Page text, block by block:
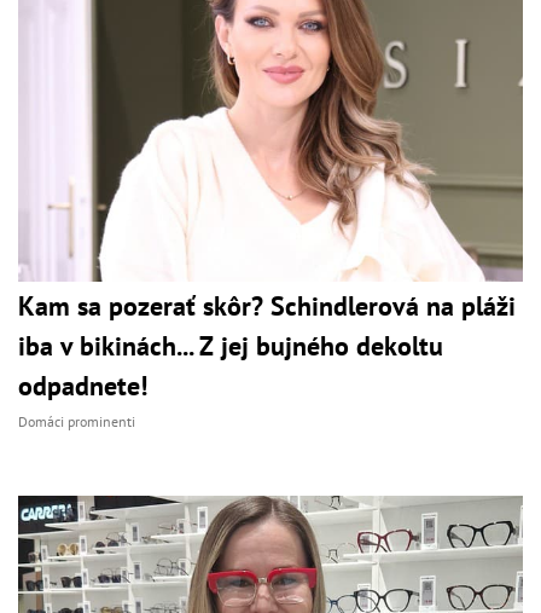
Kam sa pozerať skôr? Schindlerová na pláži
iba v bikinách... Z jej bujného dekoltu
odpadnete!
Domáci prominenti